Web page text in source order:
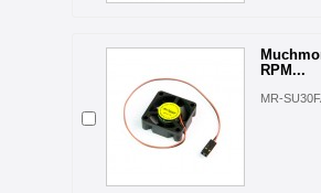
RPM...
MR-